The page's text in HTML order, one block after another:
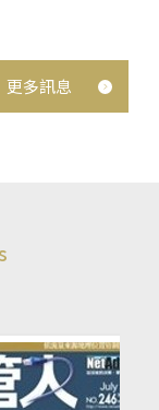
更多訊息